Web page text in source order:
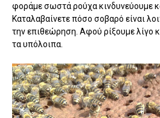
φοράμε σωστά ρούχα κινδυνεύουμε
Καταλαβαίνετε πόσο σοβαρό είναι
την επιθεώρηση. Αφού ρίξουμε λίγο
τα υπόλοιπα.